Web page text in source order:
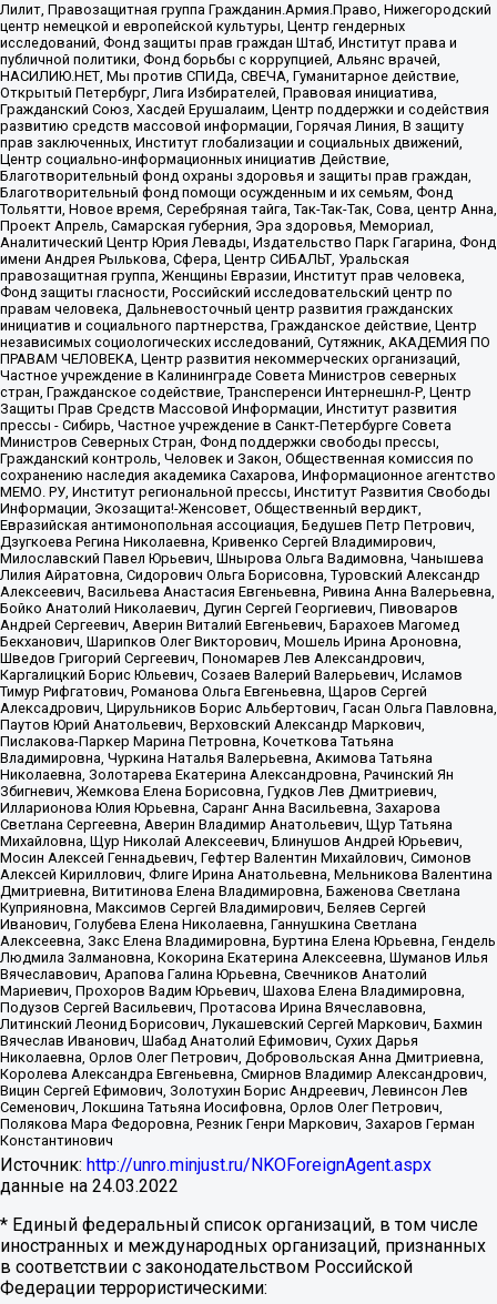
Лилит, Правозащитная группа Гражданин.Армия.Право, Нижегородский
центр немецкой и европейской культуры, Центр гендерных
исследований, Фонд защиты прав граждан Штаб, Институт права и
публичной политики, Фонд борьбы с коррупцией, Альянс врачей,
НАСИЛИЮ.НЕТ, Мы против СПИДа, СВЕЧА, Гуманитарное действие,
Открытый Петербург, Лига Избирателей, Правовая инициатива,
Гражданский Союз, Хасдей Ерушалаим, Центр поддержки и содействия
развитию средств массовой информации, Горячая Линия, В защиту
прав заключенных, Институт глобализации и социальных движений,
Центр социально-информационных инициатив Действие,
Благотворительный фонд охраны здоровья и защиты прав граждан,
Благотворительный фонд помощи осужденным и их семьям, Фонд
Тольятти, Новое время, Серебряная тайга, Так-Так-Так, Сова, центр Анна,
Проект Апрель, Самарская губерния, Эра здоровья, Мемориал,
Аналитический Центр Юрия Левады, Издательство Парк Гагарина, Фонд
имени Андрея Рылькова, Сфера, Центр СИБАЛЬТ, Уральская
правозащитная группа, Женщины Евразии, Институт прав человека,
Фонд защиты гласности, Российский исследовательский центр по
правам человека, Дальневосточный центр развития гражданских
инициатив и социального партнерства, Гражданское действие, Центр
независимых социологических исследований, Сутяжник, АКАДЕМИЯ ПО
ПРАВАМ ЧЕЛОВЕКА, Центр развития некоммерческих организаций,
Частное учреждение в Калининграде Совета Министров северных
стран, Гражданское содействие, Трансперенси Интернешнл-Р, Центр
Защиты Прав Средств Массовой Информации, Институт развития
прессы - Сибирь, Частное учреждение в Санкт-Петербурге Совета
Министров Северных Стран, Фонд поддержки свободы прессы,
Гражданский контроль, Человек и Закон, Общественная комиссия по
сохранению наследия академика Сахарова, Информационное агентство
МЕМО. РУ, Институт региональной прессы, Институт Развития Свободы
Информации, Экозащита!-Женсовет, Общественный вердикт,
Евразийская антимонопольная ассоциация, Бедушев Петр Петрович,
Дзугкоева Регина Николаевна, Кривенко Сергей Владимирович,
Милославский Павел Юрьевич, Шнырова Ольга Вадимовна, Чанышева
Лилия Айратовна, Сидорович Ольга Борисовна, Туровский Александр
Алексеевич, Васильева Анастасия Евгеньевна, Ривина Анна Валерьевна,
Бойко Анатолий Николаевич, Дугин Сергей Георгиевич, Пивоваров
Андрей Сергеевич, Аверин Виталий Евгеньевич, Барахоев Магомед
Бекханович, Шарипков Олег Викторович, Мошель Ирина Ароновна,
Шведов Григорий Сергеевич, Пономарев Лев Александрович,
Каргалицкий Борис Юльевич, Созаев Валерий Валерьевич, Исламов
Тимур Рифгатович, Романова Ольга Евгеньевна, Щаров Сергей
Алексадрович, Цирульников Борис Альбертович, Гасан Ольга Павловна,
Паутов Юрий Анатольевич, Верховский Александр Маркович,
Пислакова-Паркер Марина Петровна, Кочеткова Татьяна
Владимировна, Чуркина Наталья Валерьевна, Акимова Татьяна
Николаевна, Золотарева Екатерина Александровна, Рачинский Ян
Збигневич, Жемкова Елена Борисовна, Гудков Лев Дмитриевич,
Илларионова Юлия Юрьевна, Саранг Анна Васильевна, Захарова
Светлана Сергеевна, Аверин Владимир Анатольевич, Щур Татьяна
Михайловна, Щур Николай Алексеевич, Блинушов Андрей Юрьевич,
Мосин Алексей Геннадьевич, Гефтер Валентин Михайлович, Симонов
Алексей Кириллович, Флиге Ирина Анатольевна, Мельникова Валентина
Дмитриевна, Вититинова Елена Владимировна, Баженова Светлана
Куприяновна, Максимов Сергей Владимирович, Беляев Сергей
Иванович, Голубева Елена Николаевна, Ганнушкина Светлана
Алексеевна, Закс Елена Владимировна, Буртина Елена Юрьевна, Гендель
Людмила Залмановна, Кокорина Екатерина Алексеевна, Шуманов Илья
Вячеславович, Арапова Галина Юрьевна, Свечников Анатолий
Мариевич, Прохоров Вадим Юрьевич, Шахова Елена Владимировна,
Подузов Сергей Васильевич, Протасова Ирина Вячеславовна,
Литинский Леонид Борисович, Лукашевский Сергей Маркович, Бахмин
Вячеслав Иванович, Шабад Анатолий Ефимович, Сухих Дарья
Николаевна, Орлов Олег Петрович, Добровольская Анна Дмитриевна,
Королева Александра Евгеньевна, Смирнов Владимир Александрович,
Вицин Сергей Ефимович, Золотухин Борис Андреевич, Левинсон Лев
Семенович, Локшина Татьяна Иосифовна, Орлов Олег Петрович,
Полякова Мара Федоровна, Резник Генри Маркович, Захаров Герман
Константинович
Источник: http://unro.minjust.ru/NKOForeignAgent.aspx
данные на 24.03.2022
* Единый федеральный список организаций, в том числе
иностранных и международных организаций, признанных
в соответствии с законодательством Российской
Федерации террористическими: